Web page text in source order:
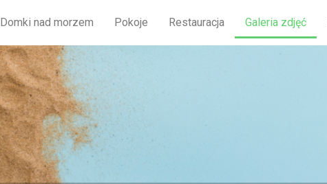
Domki nad morzem Pokoje Restauracja Galeria zdjęć